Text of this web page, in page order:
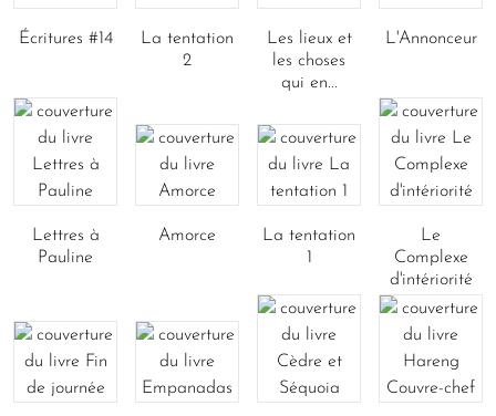
Écritures #14
La tentation
2
Les lieux et
les choses
qui en...
L'Annonceur
Lettres à
Pauline
Amorce
La tentation
1
Le
Complexe
d'intériorité